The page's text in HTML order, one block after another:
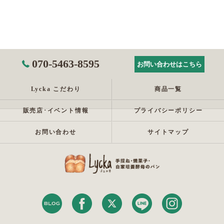
070-5463-8595 お問い合わせはこちら
Lycka こだわり 商品一覧
販売店･イベント情報 プライバシーポリシー
お問い合わせ サイトマップ